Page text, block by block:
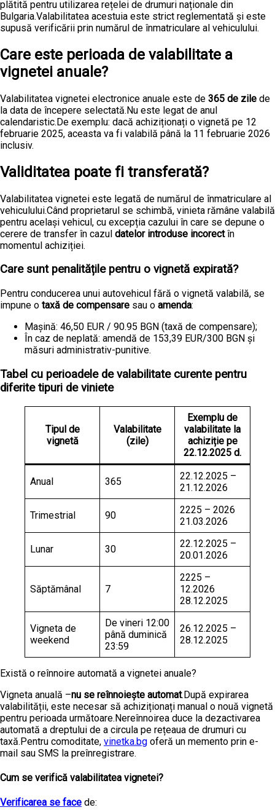
plătită pentru utilizarea rețelei de drumuri naționale din
Bulgaria.Valabilitatea acestuia este strict reglementată și este
supusă verificării prin numărul de înmatriculare al vehiculului.
Care este perioada de valabilitate a
vignetei anuale?
Valabilitatea vignetei electronice anuale este de 365 de zile de
la data de începere selectată.Nu este legat de anul
calendaristic.De exemplu: dacă achiziționați o vignetă pe 12
februarie 2025, aceasta va fi valabilă până la 11 februarie 2026
inclusiv.
Validitatea poate fi transferată?
Valabilitatea vignetei este legată de numărul de înmatriculare al
vehiculului.Când proprietarul se schimbă, vinieta rămâne valabilă
pentru același vehicul, cu excepția cazului în care se depune o
cerere de transfer în cazul datelor introduse incorectîn
momentul achiziției.
Care sunt penalitățile pentru o vignetă expirată?
Pentru conducerea unui autovehicul fără o vignetă valabilă, se
impune o taxă de compensare sau o amenda:
Mașină: 46,50 EUR / 90.95 BGN (taxă de compensare);
În caz de neplată: amendă de 153,39 EUR/300 BGN și
măsuri administrativ-punitive.
Tabel cu perioadele de valabilitate curente pentru
diferite tipuri de viniete
Tipul de
vignetă
Valabilitate
(zile)
Exemplu de
valabilitate la
achiziție pe
22.12.2025 d.
Anual 365
22.12.2025 –
21.12.2026
Trimestrial 90
2225 – 2026
21.03.2026
Lunar 30
22.12.2025 –
20.01.2026
Săptămânal 7
2225 –
12.2026
28.12.2025
Vigneta de
weekend
De vineri 12:00
până duminică
23:59
26.12.2025 –
28.12.2025
Există o reînnoire automată a vignetei anuale?
Vigneta anuală –nu se reînnoiește automat.După expirarea
valabilității, este necesar să achiziționați manual o nouă vignetă
pentru perioada următoare.Nereînnoirea duce la dezactivarea
automată a dreptului de a circula pe rețeaua de drumuri cu
taxă.Pentru comoditate, vinetka.bg oferă un memento prin e-
mail sau SMS la preînregistrare.
Cum se verifică valabilitatea vignetei?
Verificarea se face de: